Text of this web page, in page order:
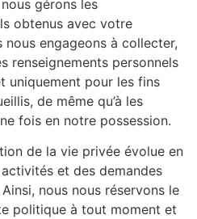
gérons les
obtenus avec votre
nous engageons à collecter,
renseignements personnels
uniquement pour les fins
de même qu’à les
fois en notre possession.
de la vie privée évolue en
et des demandes
nous nous réservons le
politique à tout moment et